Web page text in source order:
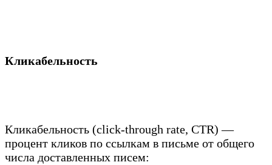
Кликабельность
Кликабельность (click-through rate, CTR) —
процент кликов по ссылкам в письме от общего
числа доставленных писем: